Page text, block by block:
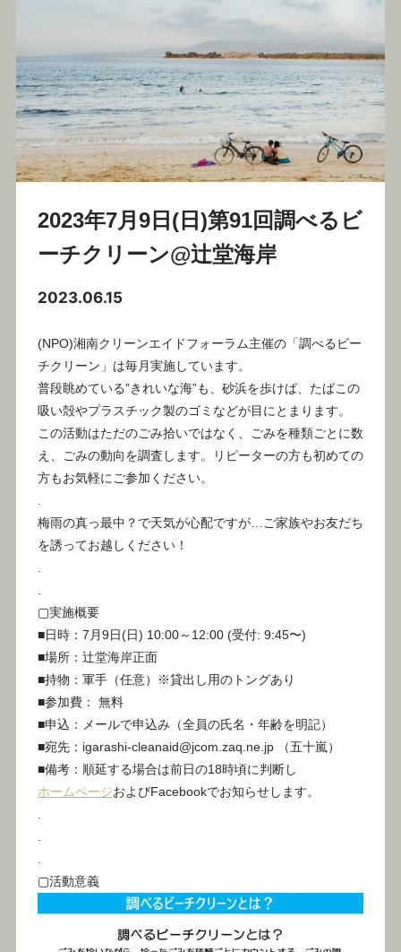
2023年7月9日(日)第91回調べるビ
ーチクリーン@辻堂海岸
2023.06.15
(NPO)湘南クリーンエイドフォーラム主催の「調べるビー
チクリーン」は毎月実施しています。
普段眺めている”きれいな海”も、砂浜を歩けば、たばこの
吸い殻やプラスチック製のゴミなどが目にとまります。
この活動はただのごみ拾いではなく、ごみを種類ごとに数
え、ごみの動向を調査します。リピーターの方も初めての
方もお気軽にご参加ください。
.
梅雨の真っ最中？で天気が心配ですが…ご家族やお友だち
を誘ってお越しください！
.
.
▢実施概要
■日時：7月9日(日) 10:00～12:00 (受付: 9:45〜)
■場所：辻堂海岸正面
■持物：軍手（任意）※貸出し用のトングあり
■参加費： 無料
■申込：メールで申込み（全員の氏名・年齢を明記）
■宛先：igarashi-cleanaid@jcom.zaq.ne.jp （五十嵐）
■備考：順延する場合は前日の18時頃に判断し
ホームページおよびFacebookでお知らせします。
.
.
.
▢活動意義